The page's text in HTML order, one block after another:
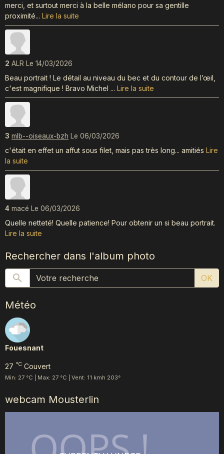
merci, et surtout merci à la belle mélano pour sa gentille
proximité... Lire la suite
2 ALR Le 14/03/2026
Beau portrait ! Le détail au niveau du bec et du contour de l’œil,
c'est magnifique ! Bravo Michel ... Lire la suite
3 mlb--oiseaux-bzh Le 06/03/2026
c'était en effet un affut sous filet, mais pas très long... amitiés Lire
la suite
4 macé Le 06/03/2026
Quelle netteté! Quelle patience! Pour obtenir un si beau portrait.
Lire la suite
Rechercher dans l'album photo
OK
Météo
Fouesnant
27 °C Couvert
Min: 27 °C | Max: 27 °C | Vent: 11 kmh 203°
webcam Mousterlin